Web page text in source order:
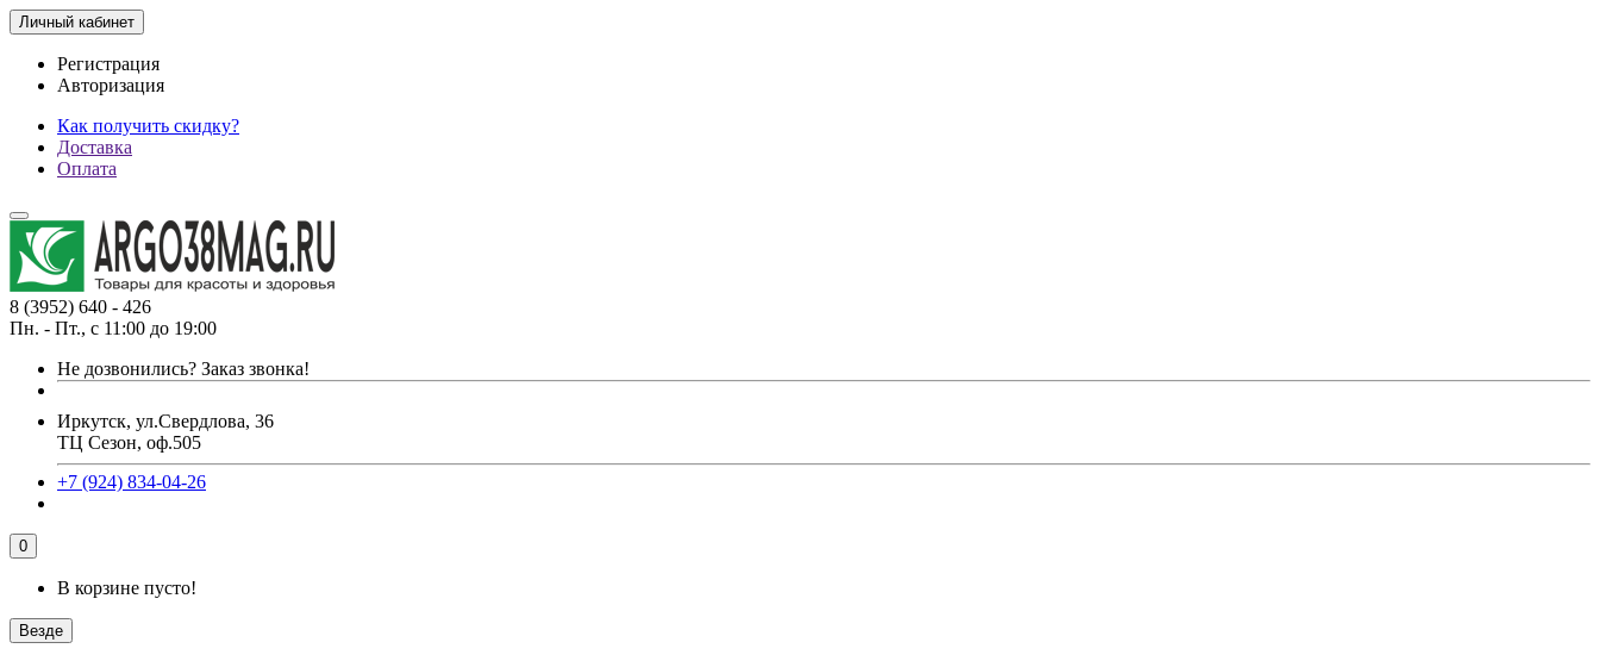
Личный кабинет
Регистрация
Авторизация
Как получить скидку?
Доставка
Оплата
8 (3952) 640 - 426
Пн. - Пт., с 11:00 до 19:00
Не дозвонились? Заказ звонка!
Иркутск, ул.Свердлова, 36
ТЦ Сезон, оф.505
+7 (924) 834-04-26
0
В корзине пусто!
Везде